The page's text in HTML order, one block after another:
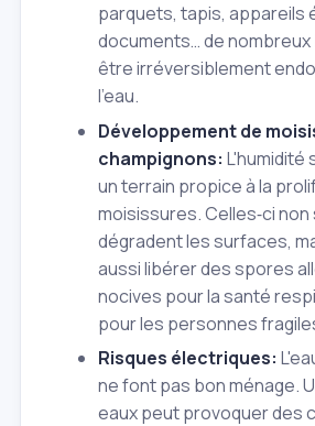
parquets, tapis, appareils
documents… de
être irréversiblement
l'eau.
Développement de
champignons: L'humidité
un terrain propice à la
moisissures. Celles‑ci
dégradent les surfaces,
aussi libérer des spores
nocives pour la santé
pour les personnes
Risques électriques:
ne font pas bon ménage.
eaux peut provoquer des